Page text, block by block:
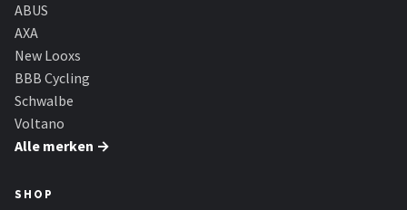
ABUS
AXA
New Looxs
BBB Cycling
Schwalbe
Voltano
Alle merken →
SHOP